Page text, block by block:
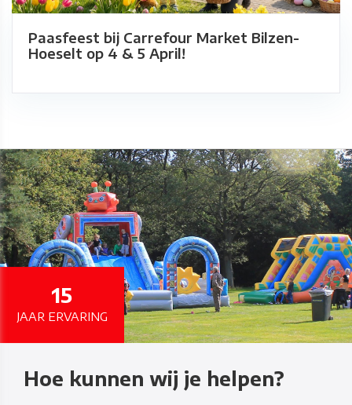
Paasfeest bij Carrefour Market Bilzen-
Hoeselt op 4 & 5 April!
Hoe kunnen wij je helpen?
15
JAAR ERVARING